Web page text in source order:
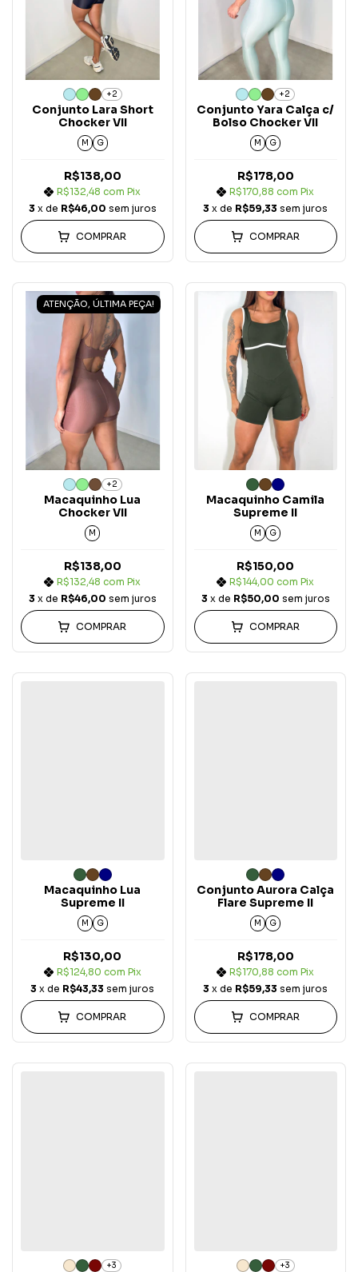
+2
Conjunto Lara Short
Chocker VII
M G
R$138,00
R$132,48com Pix
3 x de R$46,00 sem juros
COMPRAR
+2
Conjunto Yara Calça c/
Bolso Chocker VII
M G
R$178,00
R$170,88com Pix
3 x de R$59,33 sem juros
COMPRAR
ATENÇÃO, ÚLTIMA PEÇA!
+2
Macaquinho Lua
Chocker VII
M
R$138,00
R$132,48com Pix
3 x de R$46,00 sem juros
COMPRAR
Macaquinho Camila
Supreme II
M G
R$150,00
R$144,00com Pix
3 x de R$50,00 sem juros
COMPRAR
Macaquinho Lua
Supreme II
M G
R$130,00
R$124,80 com Pix
3 x de R$43,33 sem juros
COMPRAR
Conjunto Aurora Calça
Flare Supreme II
M G
R$178,00
R$170,88com Pix
3 x de R$59,33 sem juros
COMPRAR
+3 +3